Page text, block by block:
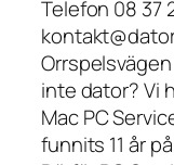
Telefon 08 37
inte dator? Vi
Mac PC
funnits 11 år